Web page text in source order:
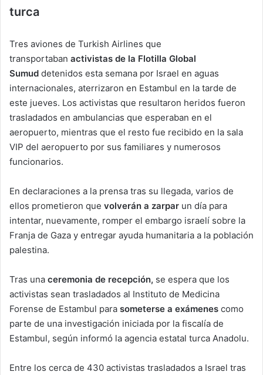
turca
Tres aviones de Turkish Airlines que
transportaban activistas de la Flotilla Global
Sumud detenidos esta semana por Israel en aguas
internacionales, aterrizaron en Estambul en la tarde de
este jueves. Los activistas que resultaron heridos fueron
trasladados en ambulancias que esperaban en el
aeropuerto, mientras que el resto fue recibido en la sala
VIP del aeropuerto por sus familiares y numerosos
funcionarios.
En declaraciones a la prensa tras su llegada, varios de
ellos prometieron que volverán a zarpar un día para
intentar, nuevamente, romper el embargo israelí sobre la
Franja de Gaza y entregar ayuda humanitaria a la población
palestina.
Tras una ceremonia de recepción, se espera que los
activistas sean trasladados al Instituto de Medicina
Forense de Estambul para someterse a exámenes como
parte de una investigación iniciada por la fiscalía de
Estambul, según informó la agencia estatal turca Anadolu.
Entre los cerca de 430 activistas trasladados a Israel tras